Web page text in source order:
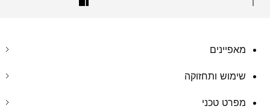
מאפיינים
שימוש ותחזוקה
מפרט טכני